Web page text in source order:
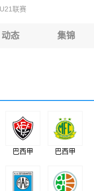
瓦VS保加利亚
U21联赛
动态 集锦
巴西甲 巴西甲